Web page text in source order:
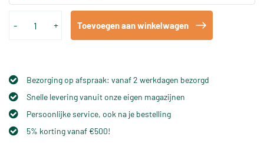
- + Toevoegen aan winkelwagen
Bezorging op afspraak: vanaf 2 werkdagen bezorgd
Snelle levering vanuit onze eigen magazijnen
Persoonlijke service, ook na je bestelling
5% korting vanaf €500!